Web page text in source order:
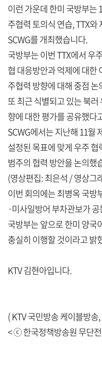
이런 가운데 한미 국방부는
주협력 토의식 연습, TTX
SCWG를 개최했습니다.
국방부는 이번 TTX에서 우
협 대응방안과 억제에 대한
주협력 방향에 대해 중점
또 최근 식별되고 있는 북
향에 대한 평가를 공유했다
SCWG에서는 지난해 11월
설정된 목표에 맞게 우주
범주의 협력 방안을 논의했
(영상편집: 최은석 / 영상그
이번 회의에는 최병옥 국방
·미사일방어 부차관보가
국방부는 앞으로 한미 양국
충실히 이행할 것이라고 밝
KTV 김현아입니다.
( KTV 국민방송 케이블방송
< ⓒ 한국정책방송원 무단